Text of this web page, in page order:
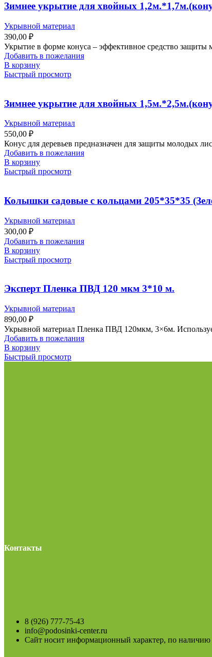
Зимнее укрытие для хвойных
Укрывной материал
390,00 ₽
Укрытие в форме конуса – эффективное средство защиты
Добавить в пожелания
В корзину
Быстрый просмотр
Зимнее укрытие для хвойных
Укрывной материал
550,00 ₽
Конус для деревьев предназначен для защиты молодых
Добавить в пожелания
В корзину
Быстрый просмотр
Колышки садовые с кольцами 205*35*35
Укрывной материал
300,00 ₽
Добавить в пожелания
В корзину
Быстрый просмотр
Эксперт Пленка ПВД 120 мкм 3*10 м.
Укрывной материал
890,00 ₽
Укрывной материал Пленка ПВД 120мкм, 3×6м.
Добавить в пожелания
В корзину
Быстрый просмотр
Контакты
8 (926) 777-75-43
info@podosinki-center.ru
Сайт носит информационный характер, по наличию